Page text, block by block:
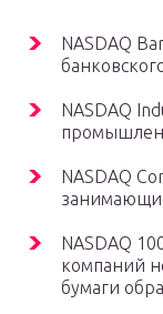
NASDAQ
NASDAQ
NASDAQ
NASDAQ
компаний
бумаги